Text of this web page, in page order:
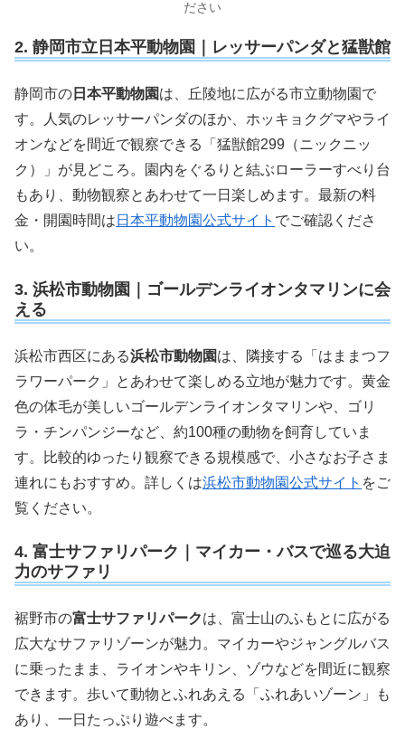
ださい
2. 静岡市立日本平動物園｜レッサーパンダと猛獣館
静岡市の 日本平動物園は、丘陵地に広がる市立動物園で
す。人気のレッサーパンダのほか、ホッキョクグマやライ
オンなどを間近で観察できる「猛獣館299（ニックニッ
ク）」が見どころ。園内をぐるりと結ぶローラーすべり台
もあり、動物観察とあわせて一日楽しめます。最新の料
金・開園時間は 日本平動物園公式サイト でご確認くださ
い。
3. 浜松市動物園｜ゴールデンライオンタマリンに会
える
浜松市西区にある浜松市動物園は、隣接する「はままつフ
ラワーパーク」とあわせて楽しめる立地が魅力です。黄金
色の体毛が美しいゴールデンライオンタマリンや、ゴリ
ラ・チンパンジーなど、約100種の動物を飼育していま
す。比較的ゆったり観察できる規模感で、小さなお子さま
連れにもおすすめ。詳しくは浜松市動物園公式サイト をご
覧ください。
4. 富士サファリパーク｜マイカー・バスで巡る大迫
力のサファリ
裾野市の富士サファリパークは、富士山のふもとに広がる
広大なサファリゾーンが魅力。マイカーやジャングルバス
に乗ったまま、ライオンやキリン、ゾウなどを間近に観察
できます。歩いて動物とふれあえる「ふれあいゾーン」も
あり、一日たっぷり遊べます。